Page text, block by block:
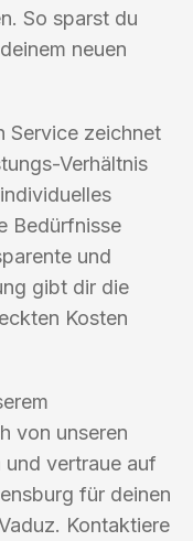
So sparst du
neuen
Service zeichnet
Verhältnis
Bedürfnisse
und
gibt dir die
Kosten
von unseren
und vertraue auf
für deinen
Kontaktiere